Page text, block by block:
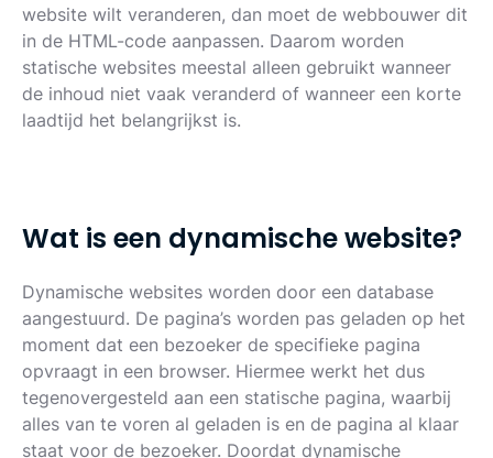
website wilt veranderen, dan moet de webbouwer dit
in de HTML-code aanpassen. Daarom worden
statische websites meestal alleen gebruikt wanneer
de inhoud niet vaak veranderd of wanneer een korte
laadtijd het belangrijkst is.
Wat is een dynamischewebsite?
Dynamische websites worden door een database
aangestuurd. De pagina’s worden pas geladen op het
moment dat een bezoeker de specifieke pagina
opvraagt in een browser. Hiermee werkt het dus
tegenovergesteld aan een statische pagina, waarbij
alles van te voren al geladen is en de pagina al klaar
staat voor de bezoeker. Doordat dynamische